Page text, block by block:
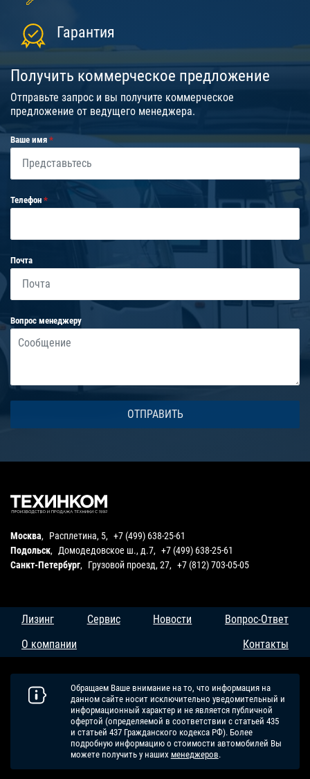
Гарантия
Получить коммерческое предложение
Отправьте запрос и вы получите коммерческое
предложение от ведущего менеджера.
Ваше имя
Телефон
Почта
Вопрос менеджеру
Москва, Расплетина, 5, +7 (499) 638-25-61
Подольск, Домодедовское ш., д.7, +7 (499) 638-25-61
Санкт-Петербург, Грузовой проезд, 27, +7 (812) 703-05-05
Лизинг Сервис Новости
Вопрос-Ответ
О компании
Контакты
Обращаем Ваше внимание на то, что информация на
данном сайте носит исключительно уведомительный и
информационный характер и не является публичной
офертой (определяемой в соответствии с статьей 435
и статьей 437 Гражданского кодекса РФ). Более
подробную информацию о стоимости автомобилей Вы
можете получить у наших менеджеров.